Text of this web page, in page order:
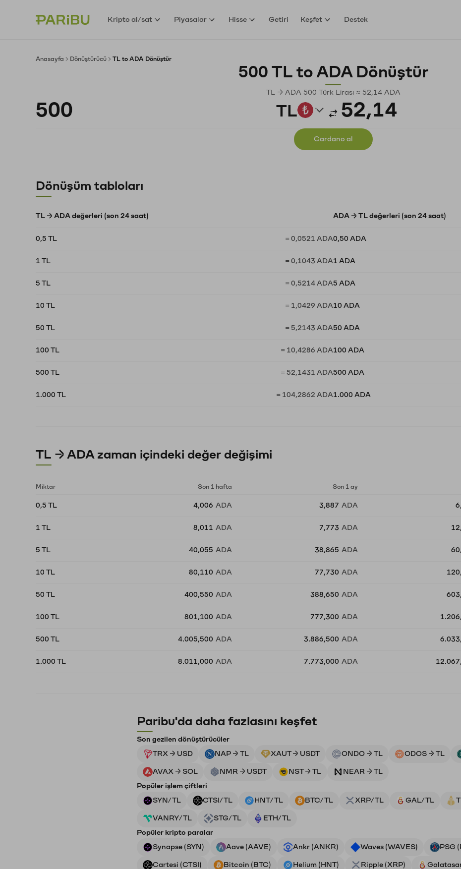
Kripto al/sat Piyasalar Hisse Getiri Keşfet Destek
Anasayfa Dönüştürücü TL to ADA Dönüştür
500 TL to ADA Dönüştür
TL → ADA 500 Türk Lirası ≈ 52,14 ADA
TL
Cardano al
Dönüşüm tabloları
TL → ADA değerleri (son 24 saat)
0,5 TL = 0,0521 ADA
1 TL = 0,1043 ADA
5 TL = 0,5214 ADA
10 TL = 1,0429 ADA
50 TL = 5,2143 ADA
100 TL = 10,4286 ADA
500 TL = 52,1431 ADA
1.000 TL = 104,2862 ADA
ADA → TL değerleri (son 24 saat)
0,50 ADA
1 ADA
5 ADA
10 ADA
50 ADA
100 ADA
500 ADA
1.000 ADA
TL → ADA zaman içindeki değer değişimi
Miktar Son 1 hafta Son 1 ay
0,5 TL 4,006 ADA 3,887 ADA
1 TL 8,011 ADA 7,773 ADA
5 TL 40,055 ADA 38,865 ADA
10 TL 80,110 ADA 77,730 ADA
50 TL 400,550 ADA 388,650 ADA
100 TL 801,100 ADA 777,300 ADA
500 TL 4.005,500 ADA 3.886,500 ADA
1.000 TL 8.011,000 ADA 7.773,000 ADA
Paribu'da daha fazlasını keşfet
Son gezilen dönüştürücüler
TRX → USD
NAP → TL XAUT → USDT ONDO → TL ODOS → TL
AVAX → SOL NMR → USDT NST → TL
NEAR → TL
Popüler işlem çiftleri
SYN/TL
CTSI/TL HNT/TL BTC/TL XRP/TL GAL/TL
VANRY/TL STG/TL
ETH/TL
Popüler kripto paralar
Synapse (SYN)
Aave (AAVE) Ankr (ANKR) Waves (WAVES) PSG
Cartesi (CTSI) Bitcoin (BTC) Helium (HNT) Ripple (XRP)